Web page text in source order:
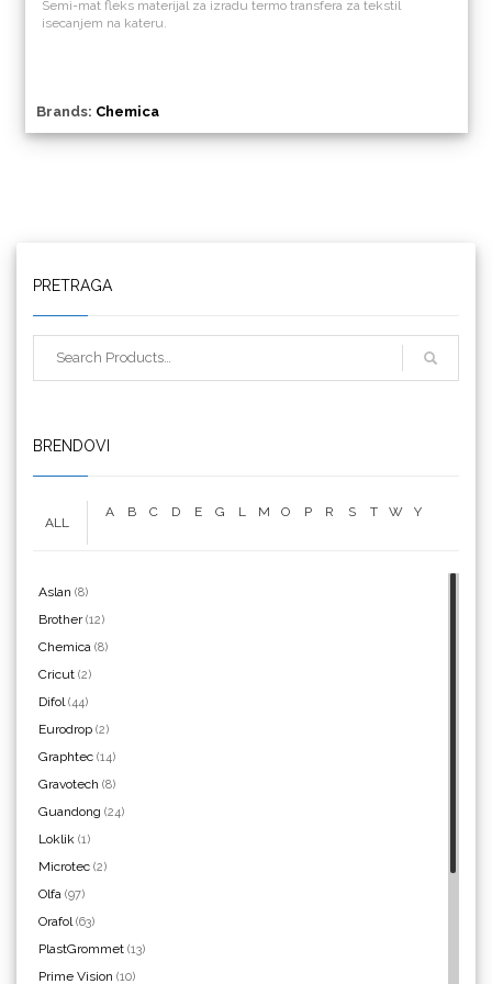
Semi-mat fleks materijal za izradu termo transfera za tekstil
isecanjem na kateru.
Brands: Chemica
PRETRAGA
BRENDOVI
ALL
A B C D E G L M O P R S T W Y
Aslan (8)
Brother(12)
Chemica (8)
Cricut (2)
Difol (44)
Eurodrop (2)
Graphtec (14)
Gravotech (8)
Guandong (24)
Loklik (1)
Microtec (2)
Olfa (97)
Orafol (63)
PlastGrommet (13)
Prime Vision (10)